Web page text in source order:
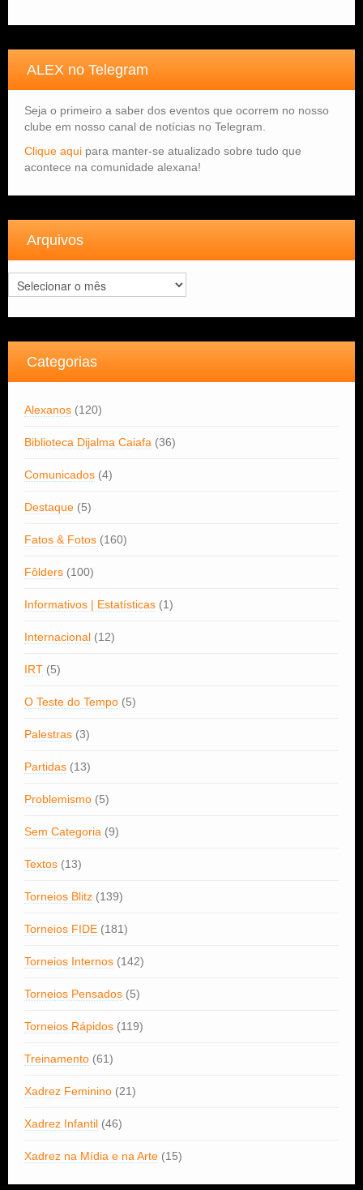
ALEX no Telegram
Seja o primeiro a saber dos eventos que ocorrem no nosso
clube em nosso canal de notícias no Telegram.
Clique aqui para manter-se atualizado sobre tudo que
acontece na comunidade alexana!
Arquivos
Arquivos
Categorias
Alexanos (120)
Biblioteca Dijalma Caiafa (36)
Comunicados (4)
Destaque (5)
Fatos & Fotos (160)
Fôlders (100)
Informativos | Estatísticas (1)
Internacional (12)
IRT (5)
O Teste do Tempo (5)
Palestras (3)
Partidas (13)
Problemismo (5)
Sem Categoria (9)
Textos (13)
Torneios Blitz (139)
Torneios FIDE (181)
Torneios Internos (142)
Torneios Pensados (5)
Torneios Rápidos (119)
Treinamento (61)
Xadrez Feminino (21)
Xadrez Infantil (46)
Xadrez na Mídia e na Arte (15)